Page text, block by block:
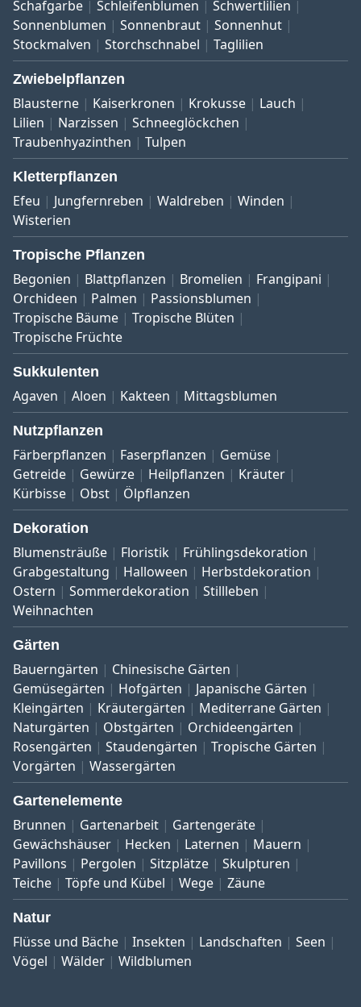
Schafgarbe
Schleifenblumen
Schwertlilien
Sonnenblumen
Sonnenbraut
Sonnenhut
Stockmalven
Storchschnabel Taglilien
Zwiebelpflanzen
Blausterne Kaiserkronen Krokusse
Lauch
Lilien
Narzissen
Schneeglöckchen
Traubenhyazinthen
Tulpen
Kletterpflanzen
Efeu Jungfernreben Waldreben
Winden
Wisterien
Tropische Pflanzen
Begonien Blattpflanzen Bromelien
Frangipani
Orchideen
Palmen
Passionsblumen
Tropische Bäume
Tropische Blüten
Tropische Früchte
Sukkulenten
Agaven Aloen Kakteen Mittagsblumen
Nutzpflanzen
Färberpflanzen Faserpflanzen
Gemüse
Getreide
Gewürze Heilpflanzen
Kräuter
Kürbisse
Obst Ölpflanzen
Dekoration
Blumensträuße Floristik
Frühlingsdekoration
Grabgestaltung
Halloween
Herbstdekoration
Ostern
Sommerdekoration
Stillleben
Weihnachten
Gärten
Bauerngärten
Chinesische Gärten
Gemüsegärten
Hofgärten
Japanische Gärten
Kleingärten
Kräutergärten
Mediterrane Gärten
Naturgärten
Obstgärten
Orchideengärten
Rosengärten
Staudengärten
Tropische Gärten
Vorgärten
Wassergärten
Gartenelemente
Brunnen Gartenarbeit
Gartengeräte
Gewächshäuser
Hecken Laternen
Mauern
Pavillons
Pergolen Sitzplätze
Skulpturen
Teiche
Töpfe und Kübel Wege Zäune
Natur
Flüsse und Bäche Insekten Landschaften
Seen
Vögel
Wälder Wildblumen